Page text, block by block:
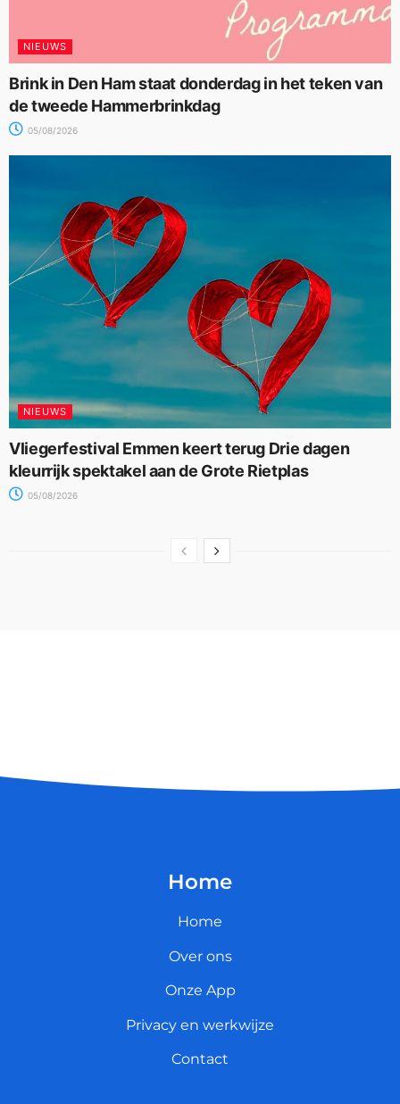
NIEUWS
Brink in Den Ham staat donderdag in het teken van
de tweede Hammerbrinkdag
05/08/2026
NIEUWS
Vliegerfestival Emmen keert terug Drie dagen
kleurrijk spektakel aan de Grote Rietplas
05/08/2026
Home
Home
Over ons
Onze App
Privacy en werkwijze
Contact